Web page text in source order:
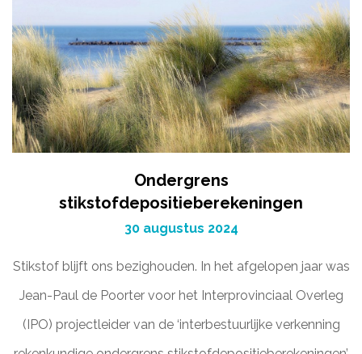
Ondergrens
stikstofdepositieberekeningen
30 augustus 2024
Stikstof blijft ons bezighouden. In het afgelopen jaar was
Jean-Paul de Poorter voor het Interprovinciaal Overleg
(IPO) projectleider van de ‘interbestuurlijke verkenning